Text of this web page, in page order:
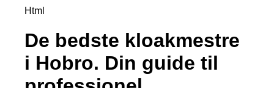
Html
De bedste kloakmestre
i Hobro. Din guide til